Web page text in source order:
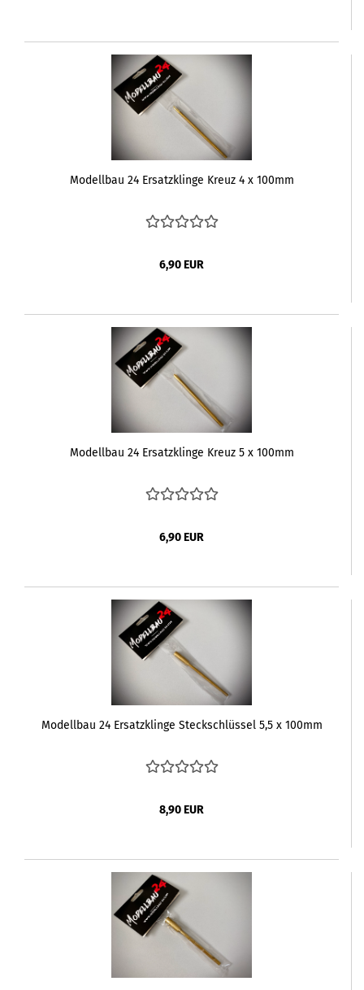
Modellbau 24 Ersatzklinge Kreuz 4 x 100mm
6,90 EUR
Modellbau 24 Ersatzklinge Kreuz 5 x 100mm
6,90 EUR
Modellbau 24 Ersatzklinge Steckschlüssel 5,5 x 100mm
8,90 EUR